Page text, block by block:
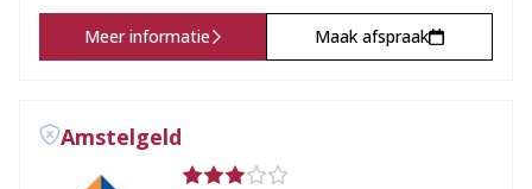
Meer informatie Maak afspraak
Amstelgeld